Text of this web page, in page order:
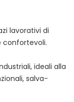
lavorativi di
confortevoli.
ideali alla
salva-